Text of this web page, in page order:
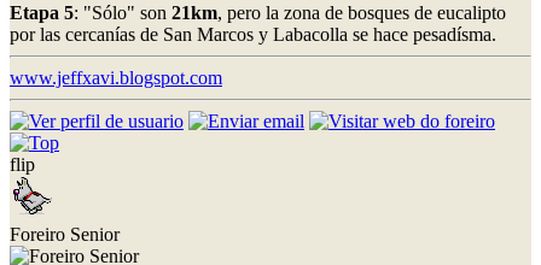
Etapa 5: "Sólo" son 21km, pero la zona de bosques de eucalipto
por las cercanías de San Marcos y Labacolla se hace pesadísma.
www.jeffxavi.blogspot.com
flip
Foreiro Senior